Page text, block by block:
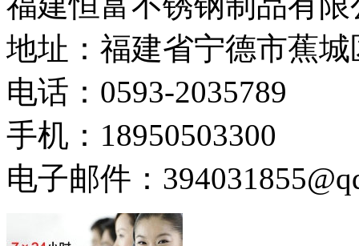
地址：福建省宁德市蕉城
电话：0593-2035789
手机：18950503300
电子邮件：